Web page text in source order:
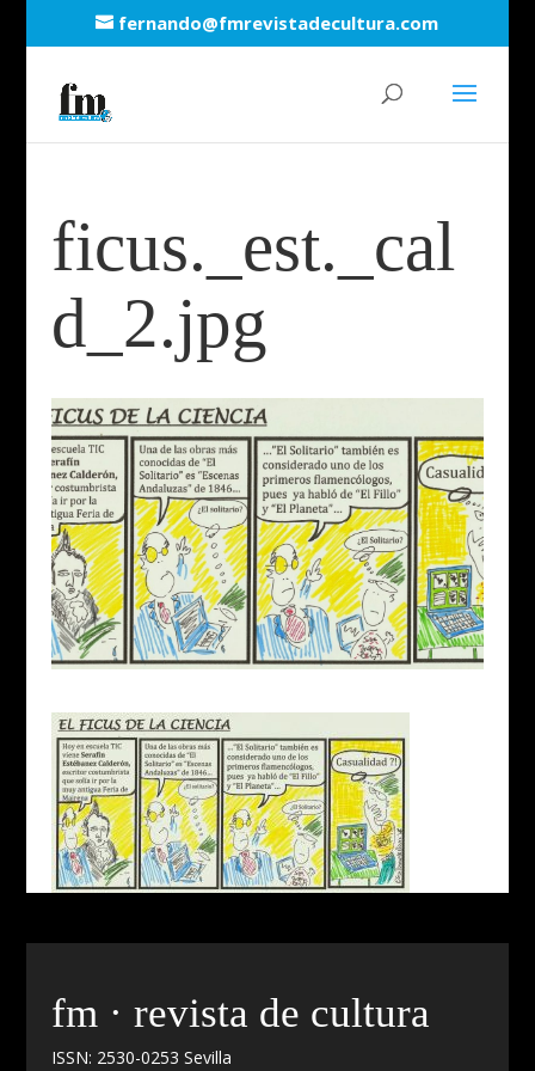
fernando@fmrevistadecultura.com
ficus._est._cal
d_2.jpg
fm · revista de cultura
ISSN: 2530-0253 Sevilla